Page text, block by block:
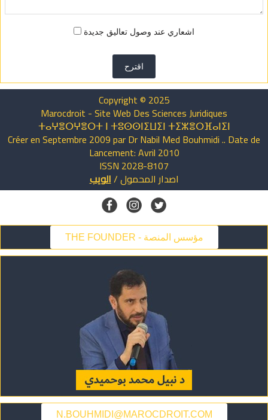
اشعاري عند وصول تعاليق جديدة
اقترح
Copyright © 2025
Marocdroit - Site Web Des Sciences Juridiques
ⵜⴰⵖⴻⵔⵖⴻⵔⵜ ⵏ ⵜⵓⵙⵙⵏⵉⵡⵉⵏ ⵜⵉⵣⴻⵔⴼⴰⵏⵉⵏ
Créer en Septembre 2009 par Dr Nabil Med Bouhmidi .. Date de
Lancement: Avril 2010
ISSN 2028-8107
اصدار المحمول/الويب
THE FOUNDER - مؤسس المنصة
N.BOUHMIDI@MAROCDROIT.COM